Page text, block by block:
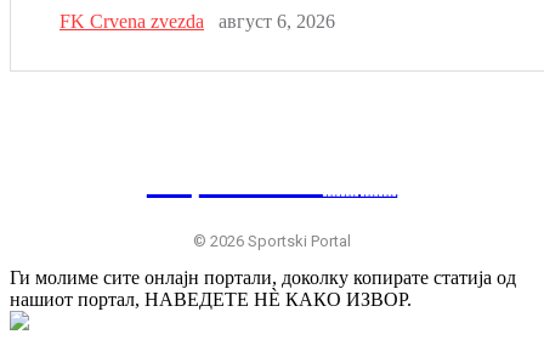
FK Crvena zvezda август 6, 2026
© 2026 Sportski Portal
Ги молиме сите онлајн портали, доколку копирате статија од
нашиот портал, НАВЕДЕТЕ НÈ КАКО ИЗВОР.